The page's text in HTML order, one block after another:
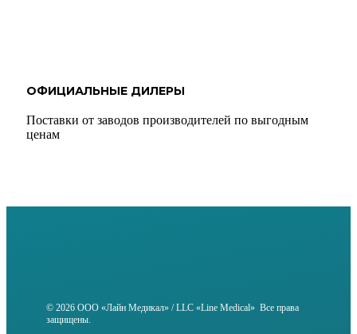
ОФИЦИАЛЬНЫЕ ДИЛЕРЫ
Поставки от заводов производителей по выгодным
ценам
© 2026 ООО «Лайн Медикал» / LLC «Line Medical» Все права
защищены.